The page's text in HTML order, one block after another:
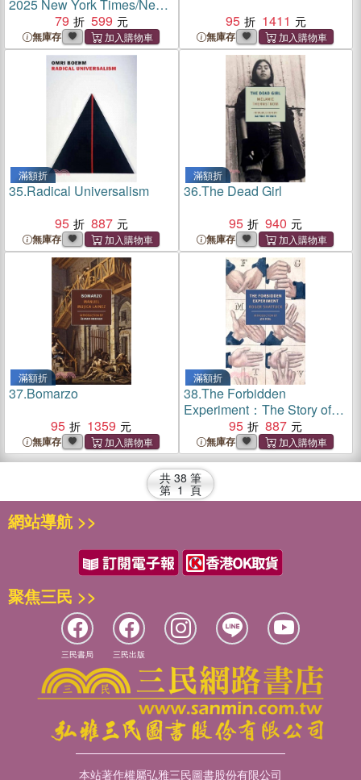
2025 New York Times/New
York Public Library Best
Illustrated Children's Books)
79 599
無庫存
95
1411
無庫存
滿額折
35.Radical Universalism
95
887
無庫存
滿額折
36.The Dead Girl
95
940
無庫存
滿額折
37.Bomarzo
95
1359
無庫存
滿額折
38.The Forbidden
Experiment：The Story of
the Wild Boy of Aveyron
95 887
無庫存
共 38 筆
第 1 頁
網站導航 >>
聚焦三民 >>
三民書局 三民出版
本站著作權屬弘雅三民圖書股份有限公司